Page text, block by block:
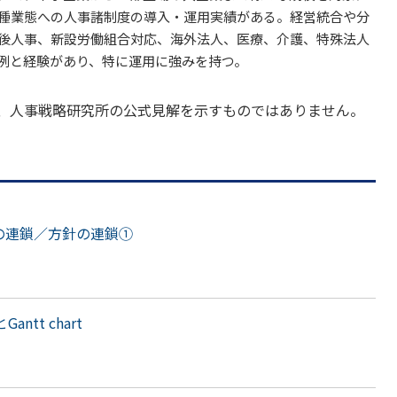
業態への人事諸制度の導入・運用実績がある。経営統合や分
人事、新設労働組合対応、海外法人、医療、介護、特殊法人
と経験があり、特に運用に強みを持つ。
事戦略研究所の公式見解を示すものではありません。
鎖／方針の連鎖①
Gantt chart